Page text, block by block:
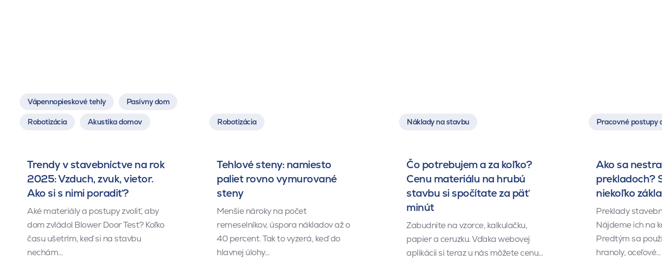
Vápennopieskové tehly Pasívny dom
Robotizácia Akustika domov
Trendy v stavebníctve na rok
2025: Vzduch, zvuk, vietor.
Ako si s nimi poradiť?
Aké materiály a postupy zvoliť, aby
dom zvládol Blower Door Test? Koľko
času ušetrím, keď si na stavbu
nechám…
Robotizácia
Tehlové steny: namiesto
paliet rovno vymurované
steny
Menšie nároky na počet
remeselníkov, úspora nákladov až o
40 percent. Tak to vyzerá, keď do
hlavnej úlohy…
Náklady na stavbu
Čo potrebujem a za koľko?
Cenu materiálu na hrubú
stavbu si spočítate za päť
minút
Zabudnite na vzorce, kalkulačku,
papier a ceruzku. Vďaka webovej
aplikácii si teraz u nás môžete cenu…
Pracovné postupy
Ako sa
prekladoch?
niekoľko
Preklady
Nájdeme ich na
Predtým sa
hranoly, oceľové…